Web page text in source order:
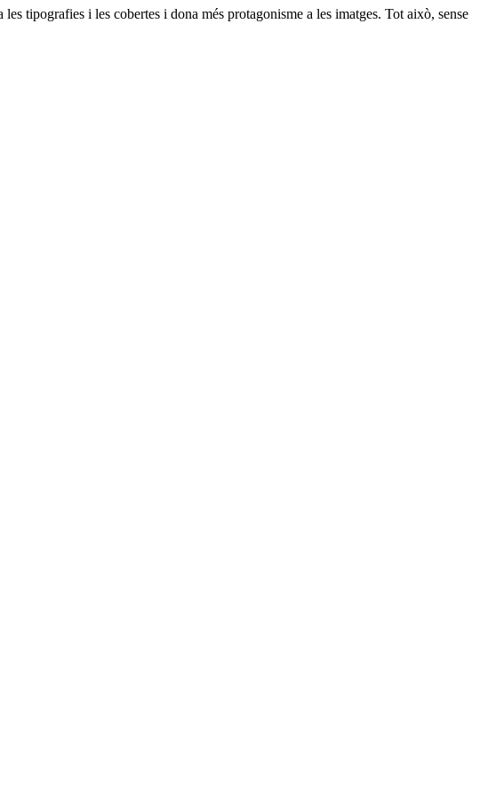
tipografies i les cobertes i dona més protagonisme a les imatges. Tot això, sense